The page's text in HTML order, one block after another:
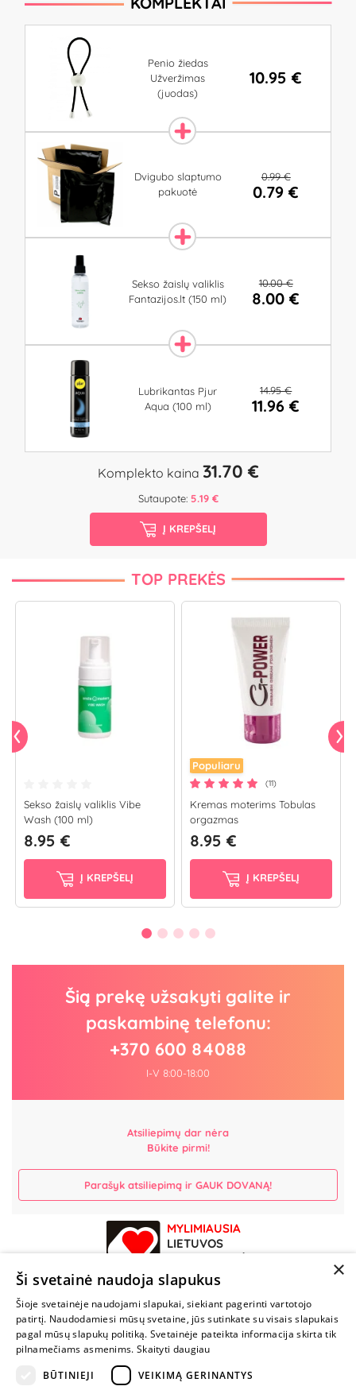
Penio žiedas
Užveržimas
(juodas)
10.95 €
Dvigubo slaptumo
pakuotė
0.99 €
0.79 €
Sekso žaislų valiklis
Fantazijos.lt (150 ml)
10.00 €
8.00 €
Lubrikantas Pjur
Aqua (100 ml)
14.95 €
11.96 €
Komplekto kaina 31.70 €
Sutaupote: 5.19 €
Į KREPŠELĮ
TOP PREKĖS
Sekso žaislų valiklis Vibe
Wash (100 ml)
8.95 €
Į KREPŠELĮ
Populiaru
(11)
Kremas moterims Tobulas
orgazmas
8.95 €
Į KREPŠELĮ
Šią prekę užsakyti galite ir
paskambinę telefonu:
+370 600 84088
I-V 8:00-18:00
Atsiliepimų dar nėra
Būkite pirmi!
Parašyk atsiliepimą ir GAUK DOVANĄ!
MYLIMIAUSIA
LIETUVOS
PARDUOTUVĖ
NENUSTOK
ŽAISTI
+370 600 84088
×
Ši svetainė naudoja slapukus
Šioje svetainėje naudojami slapukai, siekiant pagerinti vartotojo
patirtį. Naudodamiesi mūsų svetaine, jūs sutinkate su visais slapukais
pagal mūsų slapukų politiką. Svetainėje pateikta informacija skirta tik
pilnamečiams asmenims. Skaityti daugiau
BŪTINIEJI
VEIKIMĄ GERINANTYS